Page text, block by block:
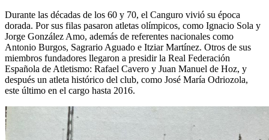
Durante las décadas de los 60 y 70, el Canguro vivió su época
dorada. Por sus filas pasaron atletas olímpicos, como Ignacio Sola y
Jorge González Amo, además de referentes nacionales como
Antonio Burgos, Sagrario Aguado e Itziar Martínez. Otros de sus
miembros fundadores llegaron a presidir la Real Federación
Española de Atletismo: Rafael Cavero y Juan Manuel de Hoz, y
después un atleta histórico del club, como José María Odriozola,
este último en el cargo hasta 2016.